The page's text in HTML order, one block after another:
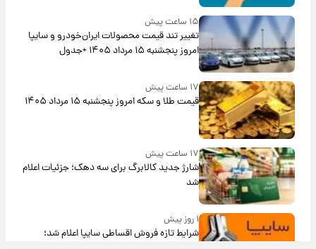
۱۵ ساعت پیش
تغییر تند قیمت محصولات ایران‌خودرو و سایپا
امروز پنجشنبه ۱۵ مرداد ۱۴۰۵ +جدول
۱۷ ساعت پیش
قیمت طلا و سکه امروز پنجشنبه ۱۵ مرداد ۱۴۰۵
۱۷ ساعت پیش
شارژ جدید کالابرگ برای سه دهک؛ جزئیات اعلام
شد
۱ روز پیش
شرایط تازه فروش اقساطی سایپا اعلام شد؛